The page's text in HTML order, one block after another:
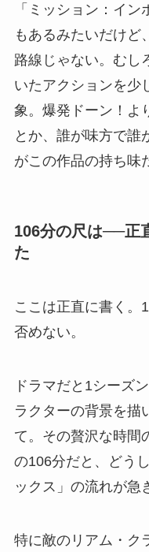
「ミッション：イ
もあるみたいだけど
路線じゃない。むし
いたアクションを少
象。爆発ドーン！よ
とか、誰が味方で誰
がこの作品の持ち味
106分の尺は──正
た
ここは正直に書く。
否めない。
ドラマだと1シーズ
ラクターの背景を描
て。その贅沢な時間
の106分だと、どう
ックス」の流れが急
特に敵のリアム・ク